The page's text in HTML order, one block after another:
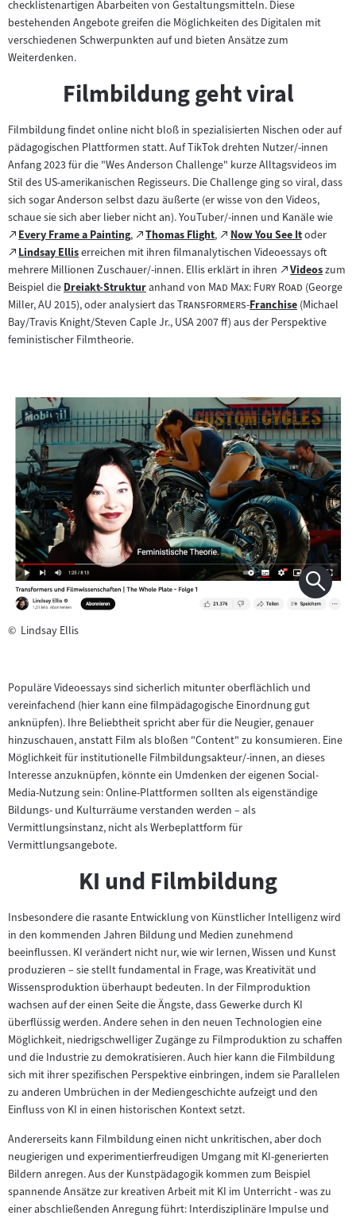
Inhalt:
checklistenartigen Abarbeiten von Gestaltungsmitteln. Diese
bestehenden Angebote greifen die Möglichkeiten des Digitalen mit
verschiedenen Schwerpunkten auf und bieten Ansätze zum
Weiterdenken.
Filmbildung geht viral
Filmbildung findet online nicht bloß in spezialisierten Nischen oder auf
pädagogischen Plattformen statt. Auf TikTok drehten Nutzer/-innen
Anfang 2023 für die "Wes Anderson Challenge" kurze Alltagsvideos im
Stil des US-amerikanischen Regisseurs. Die Challenge ging so viral, dass
sich sogar Anderson selbst dazu äußerte (er wisse von den Videos,
schaue sie sich aber lieber nicht an). YouTuber/-innen und Kanäle wie
Zum
externen
Inhalt:
Every Frame a Painting
(öffnet
im
neuen
Tab)
,
Zum
externen
Inhalt:
Thomas Flight
(öffnet
im
neuen
Tab)
,
Zum
externen
Inhalt:
Now You See It
(öffnet
im
neuen
Tab)
oder
Zum
externen
Inhalt:
Lindsay Ellis
(öffnet
im
neuen
Tab)
erreichen mit ihren filmanalytischen Videoessays oft
mehrere Millionen Zuschauer/-innen. Ellis erklärt in ihren
Zum
externen
Inhalt:
Videos
(öffnet
im
neuen
Tab)
zum
Beispiel dieZum
Inhalt:
Dreiakt-Strukturanhand von "Mad Max: Fury Road "(George
Miller, AU 2015), oder analysiert das"
Transformers"-Zum
Inhalt:
Franchise (Michael
Bay/Travis Knight/Steven Caple Jr., USA 2007 ff) aus der Perspektive
feministischer Filmtheorie.
© Lindsay Ellis
Populäre Videoessays sind sicherlich mitunter oberflächlich und
vereinfachend (hier kann eine filmpädagogische Einordnung gut
anknüpfen). Ihre Beliebtheit spricht aber für die Neugier, genauer
hinzuschauen, anstatt Film als bloßen "Content" zu konsumieren. Eine
Möglichkeit für institutionelle Filmbildungsakteur/-innen, an dieses
Interesse anzuknüpfen, könnte ein Umdenken der eigenen Social-
Media-Nutzung sein: Online-Plattformen sollten als eigenständige
Bildungs- und Kulturräume verstanden werden – als
Vermittlungsinstanz, nicht als Werbeplattform für
Vermittlungsangebote.
KI und Filmbildung
Insbesondere die rasante Entwicklung von Künstlicher Intelligenz wird
in den kommenden Jahren Bildung und Medien zunehmend
beeinflussen. KI verändert nicht nur, wie wir lernen, Wissen und Kunst
produzieren – sie stellt fundamental in Frage, was Kreativität und
Wissensproduktion überhaupt bedeuten. In der Filmproduktion
wachsen auf der einen Seite die Ängste, dass Gewerke durch KI
überflüssig werden. Andere sehen in den neuen Technologien eine
Möglichkeit, niedrigschwelliger Zugänge zu Filmproduktion zu schaffen
und die Industrie zu demokratisieren. Auch hier kann die Filmbildung
sich mit ihrer spezifischen Perspektive einbringen, indem sie Parallelen
zu anderen Umbrüchen in der Mediengeschichte aufzeigt und den
Einfluss von KI in einen historischen Kontext setzt.
Andererseits kann Filmbildung einen nicht unkritischen, aber doch
neugierigen und experimentierfreudigen Umgang mit KI-generierten
Bildern anregen. Aus der Kunstpädagogik kommen zum Beispiel
spannende Ansätze zur kreativen Arbeit mit KI im Unterricht - was zu
einer abschließenden Anregung führt: Interdisziplinäre Impulse und